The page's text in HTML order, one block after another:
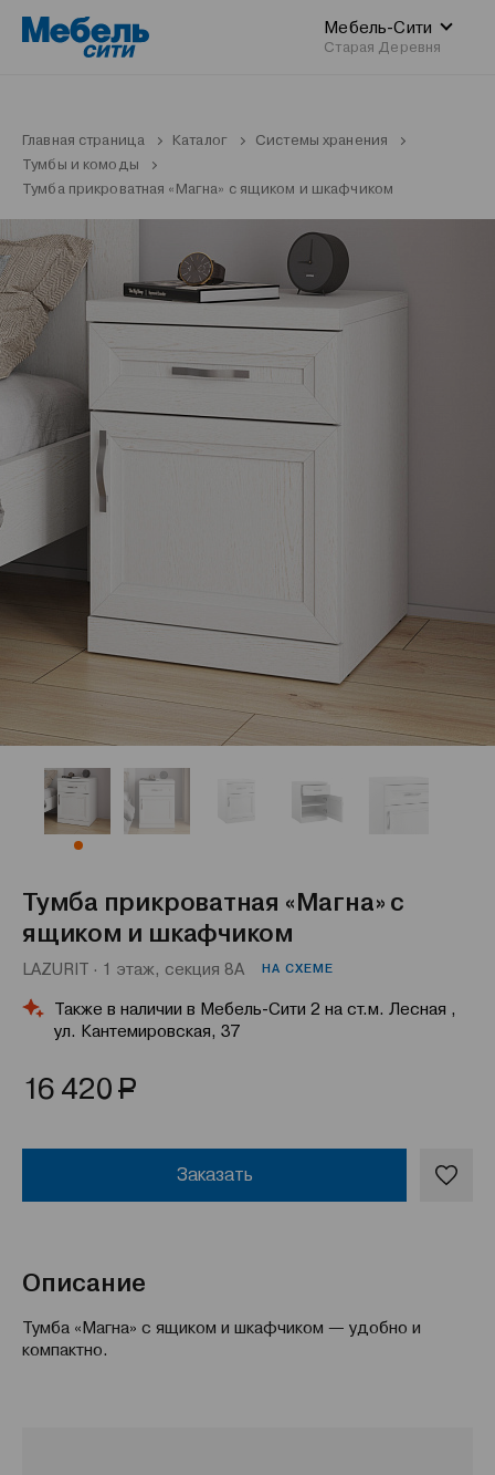
Мебель-Сити
Старая Деревня
Главная страница Каталог
Системы хранения
Тумбы и комоды
Тумба прикроватная «Магна» с ящиком и шкафчиком
Тумба прикроватная «Магна» с
ящиком и шкафчиком
LAZURIT · 1 этаж, секция 8А НА СХЕМЕ
Также в наличии в Мебель-Сити 2 на ст.м. Лесная ,
ул. Кантемировская, 37
16 420 Р
Заказать
Описание
Тумба «Магна» с ящиком и шкафчиком — удобно и
компактно.